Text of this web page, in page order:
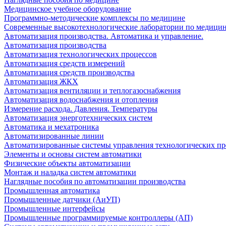
Медицинское учебное оборудование
Программно-методические комплексы по медицине
Современные высокотехнологические лаборатории по
Автоматизация производства. Автоматика и управление.
Автоматизация производства
Автоматизация технологических процессов
Автоматизация средств измерений
Автоматизация средств производства
Автоматизация ЖКХ
Автоматизация вентиляции и теплогазоснабжения
Автоматизация водоснабжения и отопления
Измерение расхода. Давления. Температуры
Автоматизация энерготехнических систем
Автоматика и мехатроника
Автоматизированные линии
Автоматизированные системы управления технологических
Элементы и основы систем автоматики
Физические объекты автоматизации
Монтаж и наладка систем автоматики
Наглядные пособия по автоматизации производства
Промышленная автоматика
Промышленные датчики (АиУП)
Промышленные интерфейсы
Промышленные программируемые контроллеры (АП)